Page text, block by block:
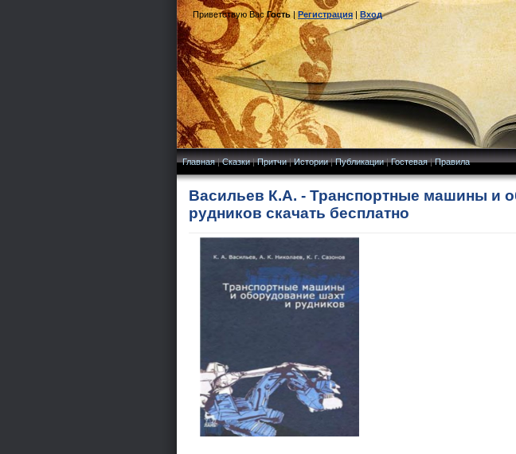
Приветствую Вас Гость|Регистрация|Вход
Главная|Сказки|Притчи|Истории|Публикации|Гостевая|Правила
Васильев К.А. - Транспортные машины и
рудников скачать бесплатно